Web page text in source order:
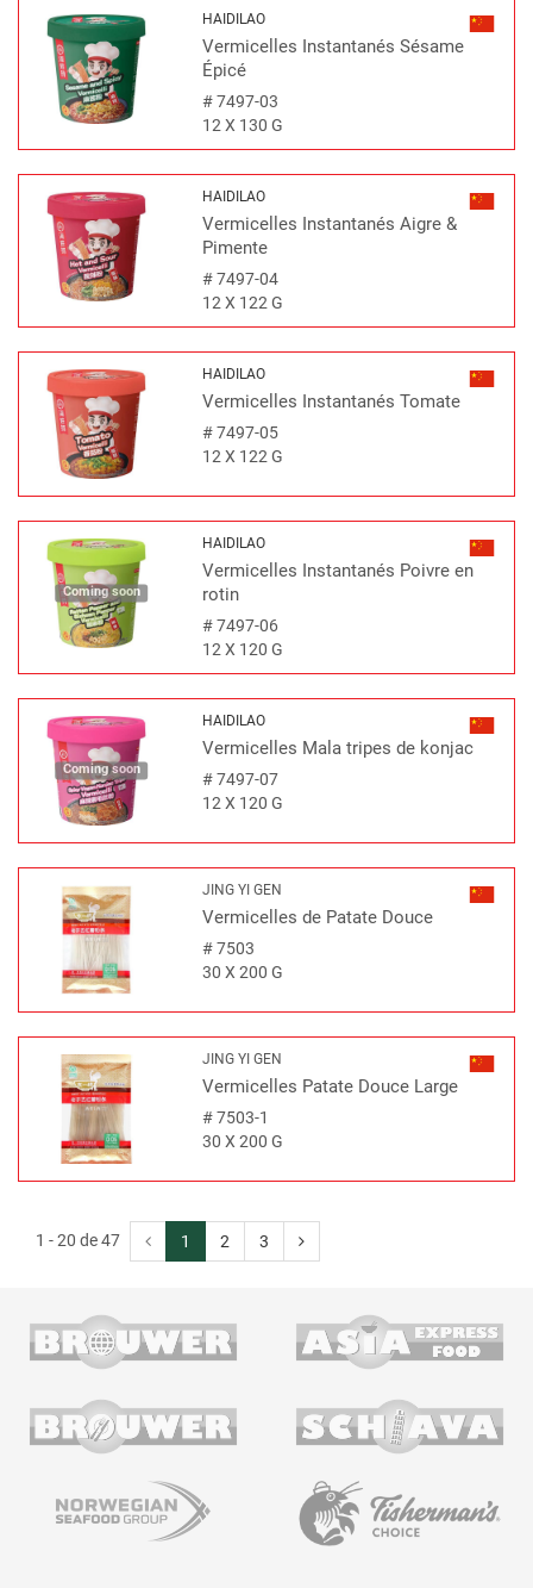
HAIDILAO
Vermicelles Instantanés Sésame
Épicé
#7497-03
12 X 130 G
HAIDILAO
Vermicelles Instantanés Aigre &
Pimente
#7497-04
12 X 122 G
HAIDILAO
Vermicelles Instantanés Tomate
#7497-05
12 X 122 G
Coming soon
HAIDILAO
Vermicelles Instantanés Poivre en
rotin
#7497-06
12 X 120 G
Coming soon
HAIDILAO
Vermicelles Mala tripes de konjac
#7497-07
12 X 120 G
JING YI GEN
Vermicelles de Patate Douce
#7503
30 X 200 G
JING YI GEN
Vermicelles Patate Douce Large
#7503-1
30 X 200 G
1 - 20 de 47 1 2 3